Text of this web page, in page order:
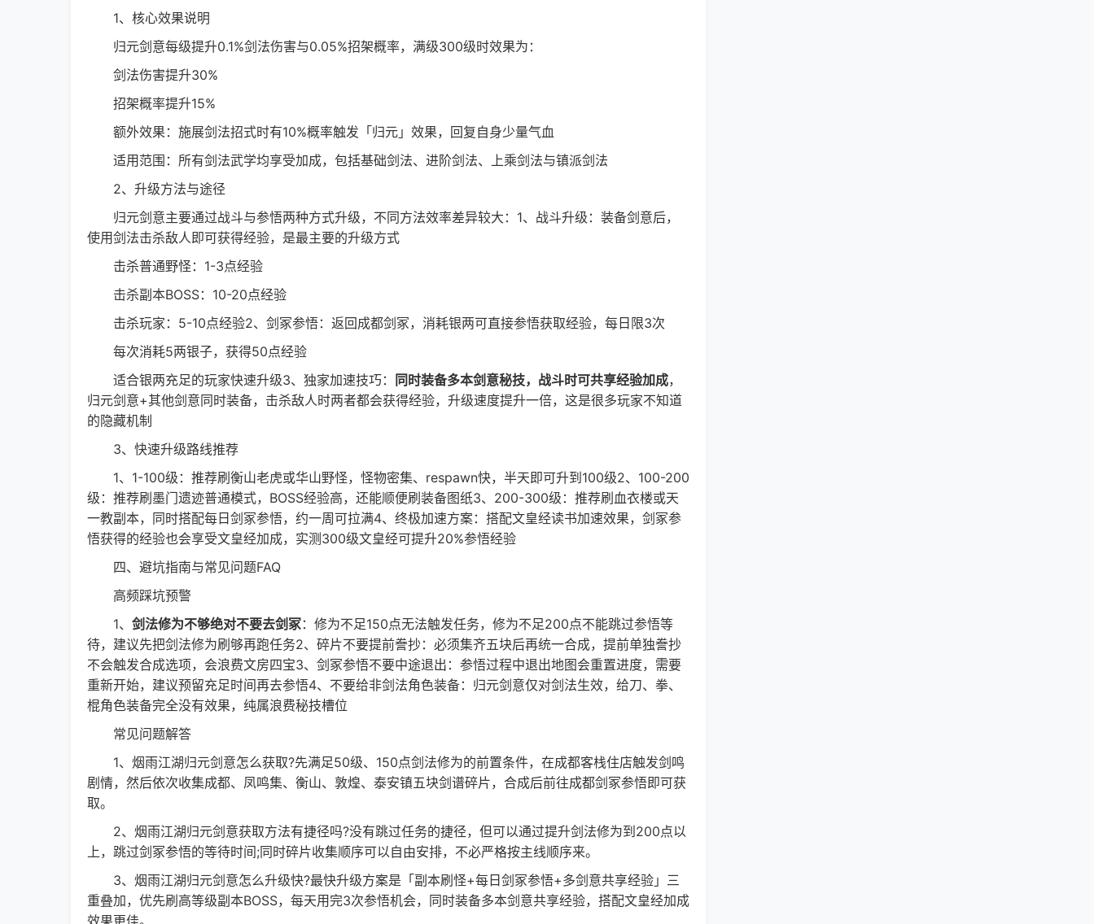
1、核心效果说明
归元剑意每级提升0.1%剑法伤害与0.05%招架概率，满级300级时效果为：
剑法伤害提升30%
招架概率提升15%
额外效果：施展剑法招式时有10%概率触发「归元」效果，回复自身少量气血
适用范围：所有剑法武学均享受加成，包括基础剑法、进阶剑法、上乘剑法与镇派剑法
2、升级方法与途径
归元剑意主要通过战斗与参悟两种方式升级，不同方法效率差异较大：1、战斗升级：装备剑意后，
使用剑法击杀敌人即可获得经验，是最主要的升级方式
击杀普通野怪：1-3点经验
击杀副本BOSS：10-20点经验
击杀玩家：5-10点经验2、剑冢参悟：返回成都剑冢，消耗银两可直接参悟获取经验，每日限3次
每次消耗5两银子，获得50点经验
适合银两充足的玩家快速升级3、独家加速技巧：
同时装备多本剑意秘技，战斗时可共享经验加成，
归元剑意+其他剑意同时装备，击杀敌人时两者都会获得经验，升级速度提升一倍，这是很多玩家不知道
的隐藏机制
3、快速升级路线推荐
1、1-100级：推荐刷衡山老虎或华山野怪，怪物密集、respawn快，半天即可升到100级2、100-200
级：推荐刷墨门遗迹普通模式，BOSS经验高，还能顺便刷装备图纸3、200-300级：推荐刷血衣楼或天
一教副本，同时搭配每日剑冢参悟，约一周可拉满4、终极加速方案：搭配文皇经读书加速效果，剑冢参
悟获得的经验也会享受文皇经加成，实测300级文皇经可提升20%参悟经验
四、避坑指南与常见问题FAQ
高频踩坑预警
1、 剑法修为不够绝对不要去剑冢：修为不足150点无法触发任务，修为不足200点不能跳过参悟等
待，建议先把剑法修为刷够再跑任务2、碎片不要提前誊抄：必须集齐五块后再统一合成，提前单独誊抄
不会触发合成选项，会浪费文房四宝3、剑冢参悟不要中途退出：参悟过程中退出地图会重置进度，需要
重新开始，建议预留充足时间再去参悟4、不要给非剑法角色装备：归元剑意仅对剑法生效，给刀、拳、
棍角色装备完全没有效果，纯属浪费秘技槽位
常见问题解答
1、烟雨江湖归元剑意怎么获取?先满足50级、150点剑法修为的前置条件，在成都客栈住店触发剑鸣
剧情，然后依次收集成都、凤鸣集、衡山、敦煌、泰安镇五块剑谱碎片，合成后前往成都剑冢参悟即可获
取。
2、烟雨江湖归元剑意获取方法有捷径吗?没有跳过任务的捷径，但可以通过提升剑法修为到200点以
上，跳过剑冢参悟的等待时间;同时碎片收集顺序可以自由安排，不必严格按主线顺序来。
3、烟雨江湖归元剑意怎么升级快?最快升级方案是「副本刷怪+每日剑冢参悟+多剑意共享经验」三
重叠加，优先刷高等级副本BOSS，每天用完3次参悟机会，同时装备多本剑意共享经验，搭配文皇经加成
效果更佳。